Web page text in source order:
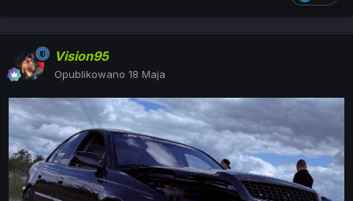
Vision95
Opublikowano 18 Maja